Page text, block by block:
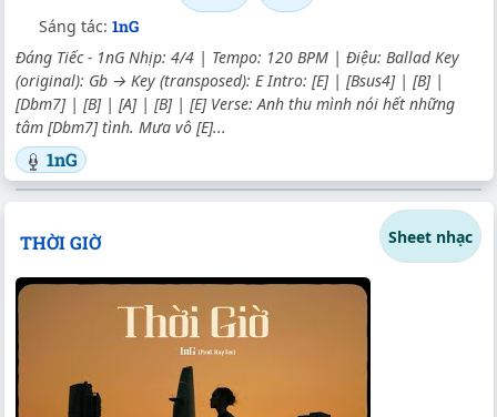
Sáng tác: 1nG
Đáng Tiếc - 1nG Nhịp: 4/4 | Tempo: 120 BPM | Điệu: Ballad Key
(original): Gb → Key (transposed): E Intro: [E] | [Bsus4] | [B] |
[Dbm7] | [B] | [A] | [B] | [E] Verse: Anh thu mình nói hết những
tâm [Dbm7] tình. Mưa vô [E]...
1nG
THỜI GIỜ Sheet nhạc